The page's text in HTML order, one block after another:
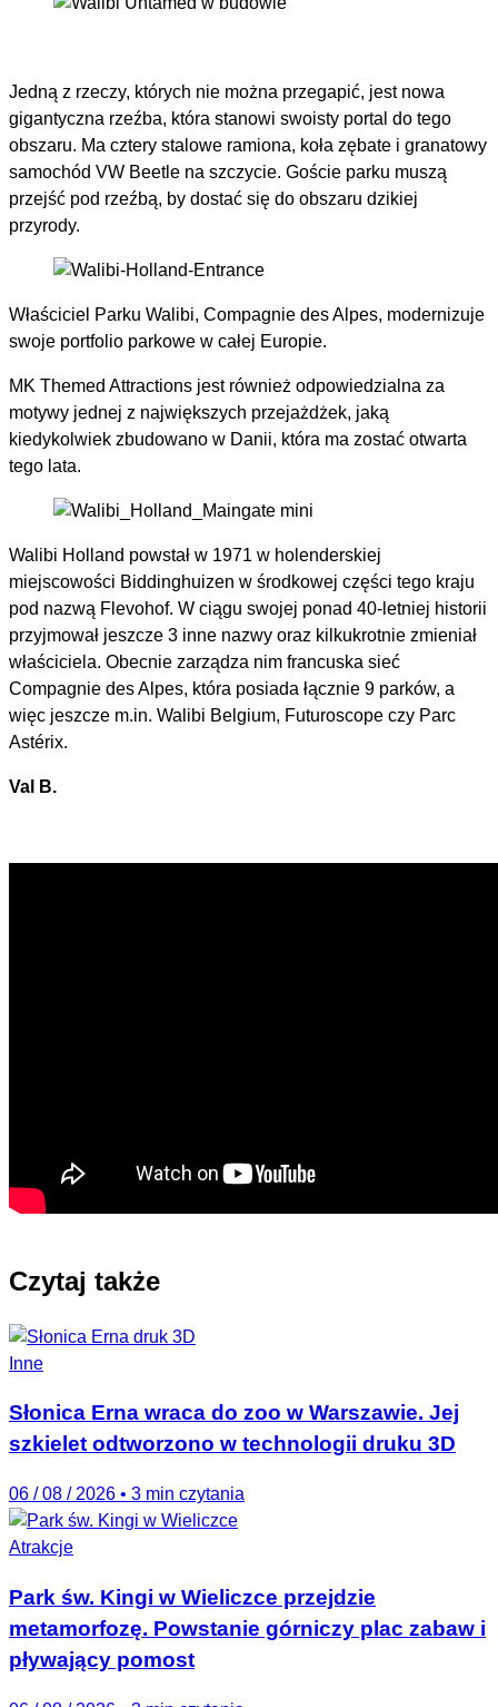
Jedną z rzeczy, których nie można przegapić, jest nowa
gigantyczna rzeźba, która stanowi swoisty portal do tego
obszaru. Ma cztery stalowe ramiona, koła zębate i granatowy
samochód VW Beetle na szczycie. Goście parku muszą
przejść pod rzeźbą, by dostać się do obszaru dzikiej
przyrody.
Właściciel Parku Walibi, Compagnie des Alpes, modernizuje
swoje portfolio parkowe w całej Europie.
MK Themed Attractions jest również odpowiedzialna za
motywy jednej z największych przejażdżek, jaką
kiedykolwiek zbudowano w Danii, która ma zostać otwarta
tego lata.
Walibi Holland powstał w 1971 w holenderskiej
miejscowości Biddinghuizen w środkowej części tego kraju
pod nazwą Flevohof. W ciągu swojej ponad 40-letniej historii
przyjmował jeszcze 3 inne nazwy oraz kilkukrotnie zmieniał
właściciela. Obecnie zarządza nim francuska sieć
Compagnie des Alpes, która posiada łącznie 9 parków, a
więc jeszcze m.in. Walibi Belgium, Futuroscope czy Parc
Astérix.
Val B.
Czytaj także
Inne
Słonica Erna wraca do zoo w Warszawie. Jej
szkielet odtworzono w technologii druku 3D
06 / 08 / 2026 • 3 min czytania
Atrakcje
Park św. Kingi w Wieliczce przejdzie
metamorfozę. Powstanie górniczy plac zabaw i
pływający pomost